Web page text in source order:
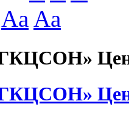
Aa Aa